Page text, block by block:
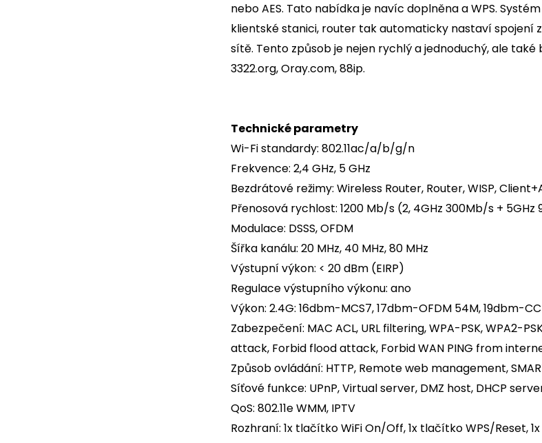
nebo AES. Tato nabídka je navíc doplněna a WPS.
klientské stanici, router tak automaticky nastaví spojení
sítě. Tento způsob je nejen rychlý a jednoduchý, ale
3322.org, Oray.com, 88ip.
Technické parametry
Wi-Fi standardy: 802.11ac/a/b/g/n
Frekvence: 2,4 GHz, 5 GHz
Bezdrátové režimy: Wireless Router, Router, WISP,
Přenosová rychlost: 1200 Mb/s (2, 4GHz 300Mb/s + 5GHz
Modulace: DSSS, OFDM
Šířka kanálu: 20 MHz, 40 MHz, 80 MHz
Výstupní výkon: < 20 dBm (EIRP)
Regulace výstupního výkonu: ano
Výkon: 2.4G: 16dbm-MCS7, 17dbm-OFDM 54M, 19dbm-
Zabezpečení: MAC ACL, URL filtering, WPA-PSK, WPA2-
attack, Forbid flood attack, Forbid WAN PING from
Způsob ovládání: HTTP, Remote web management,
Síťové funkce: UPnP, Virtual server, DMZ host, DHCP
QoS: 802.11e WMM, IPTV
Rozhraní: 1x tlačítko WiFi On/Off, 1x tlačítko WPS/Reset,